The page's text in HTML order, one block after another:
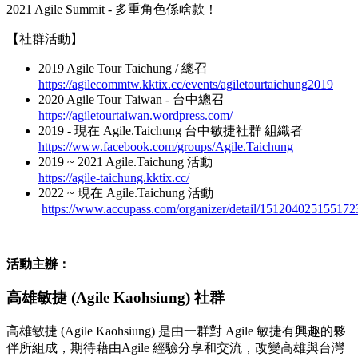
2021 Agile Summit - 多重角色係啥款！
【社群活動】
2019 Agile Tour Taichung / 總召
https://agilecommtw.kktix.cc/events/agiletourtaichung2019
2020 Agile Tour Taiwan - 台中總召
https://agiletourtaiwan.wordpress.com/
2019 - 現在 Agile.Taichung 台中敏捷社群 組織者
https://www.facebook.com/groups/Agile.Taichung
2019 ~ 2021 Agile.Taichung 活動
https://agile-taichung.kktix.cc/
2022 ~ 現在 Agile.Taichung 活動
https://www.accupass.com/organizer/detail/
活動主辦：
高雄敏捷 (Agile Kaohsiung) 社群
高雄敏捷 (Agile Kaohsiung) 是由一群對 Agile 敏捷有興趣的夥
伴所組成，期待藉由Agile 經驗分享和交流，改變高雄與台灣